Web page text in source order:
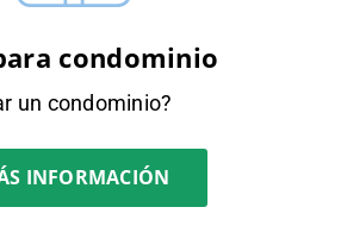
condominio
un condominio?
INFORMACIÓN